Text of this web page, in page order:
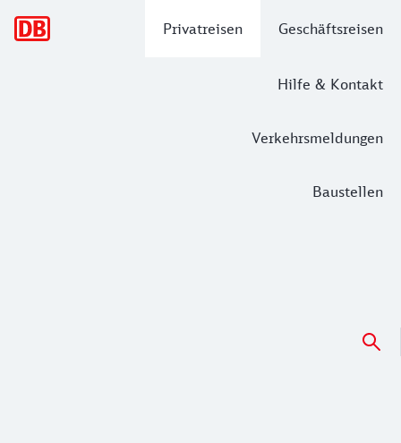
Privatreisen Geschäftsreisen
Hilfe & Kontakt
Verkehrsmeldungen
Baustellen